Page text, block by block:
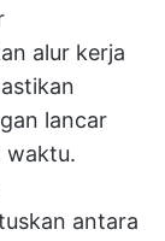
alur kerja
lancar
waktu.
antara